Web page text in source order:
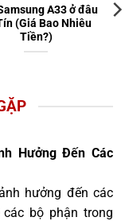
A33 ở đâu
(Giá Bao Nhiêu
Tiền?)
Hưởng Đến Các
hưởng đến các
bộ phận trong